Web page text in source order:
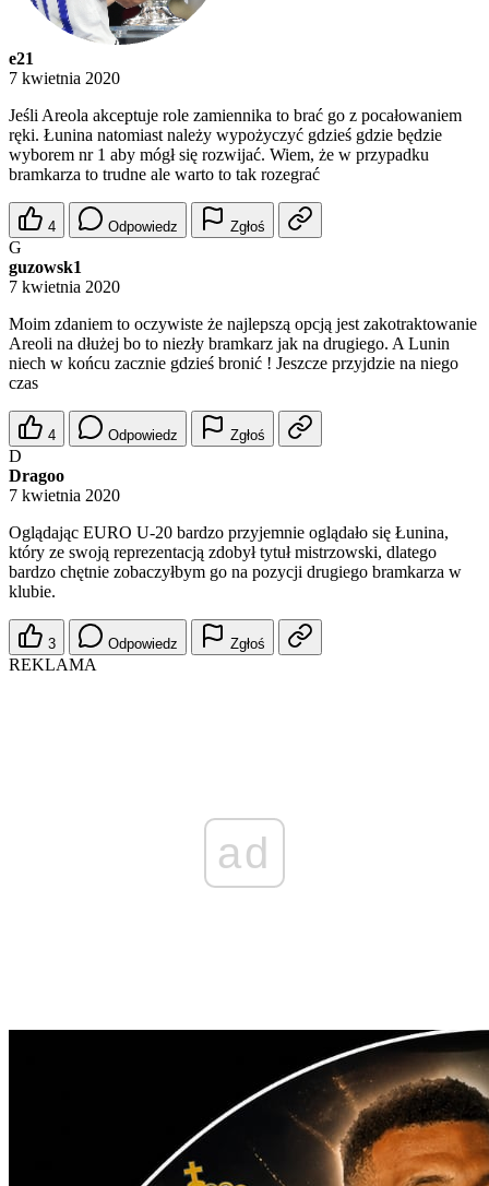
e21
7 kwietnia 2020
Jeśli Areola akceptuje role zamiennika to brać go z pocałowaniem
ręki. Łunina natomiast należy wypożyczyć gdzieś gdzie będzie
wyborem nr 1 aby mógł się rozwijać. Wiem, że w przypadku
bramkarza to trudne ale warto to tak rozegrać
4 Odpowiedz Zgłoś
G
guzowsk1
7 kwietnia 2020
Moim zdaniem to oczywiste że najlepszą opcją jest zakotraktowanie
Areoli na dłużej bo to niezły bramkarz jak na drugiego. A Lunin
niech w końcu zacznie gdzieś bronić ! Jeszcze przyjdzie na niego
czas
4 Odpowiedz Zgłoś
D
Dragoo
7 kwietnia 2020
Oglądając EURO U-20 bardzo przyjemnie oglądało się Łunina,
który ze swoją reprezentacją zdobył tytuł mistrzowski, dlatego
bardzo chętnie zobaczyłbym go na pozycji drugiego bramkarza w
klubie.
3 Odpowiedz Zgłoś
REKLAMA
ad